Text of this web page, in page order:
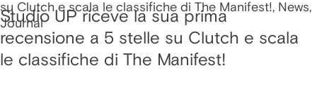
Studio UP riceve la sua prima
recensione a 5 stelle su Clutch e scala
le classifiche di The Manifest!